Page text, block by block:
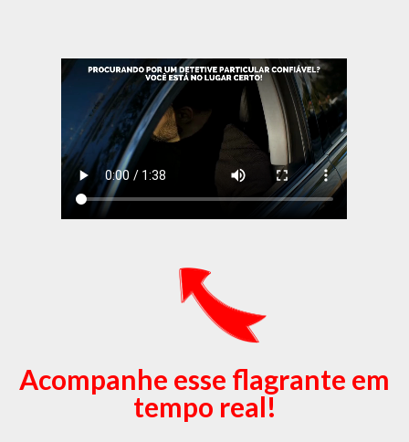
Acompanhe esse flagrante em
tempo real!